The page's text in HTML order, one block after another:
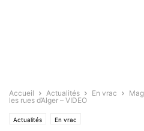
Accueil Actualités En vrac
les rues d’Alger – VIDEO
Actualités En vrac